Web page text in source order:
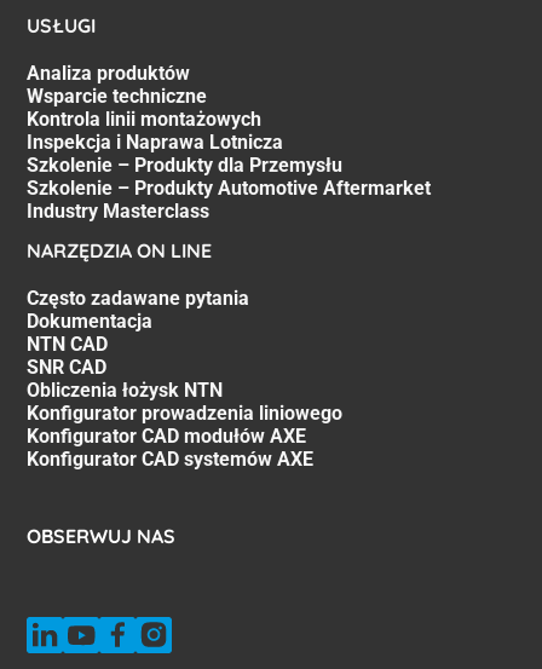
USŁUGI
Analiza produktów
Wsparcie techniczne
Kontrola linii montażowych
Inspekcja i Naprawa Lotnicza
Szkolenie – Produkty dla Przemysłu
Szkolenie – Produkty Automotive Aftermarket
Industry Masterclass
NARZĘDZIA ON LINE
Często zadawane pytania
Dokumentacja
NTN CAD
SNR CAD
Obliczenia łożysk NTN
Konfigurator prowadzenia liniowego
Konfigurator CAD modułów AXE
Konfigurator CAD systemów AXE
OBSERWUJ NAS